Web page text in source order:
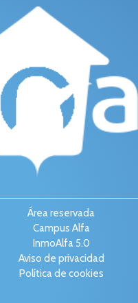
Área reservada
Campus Alfa
InmoAlfa 5.0
Aviso de privacidad
Política de cookies